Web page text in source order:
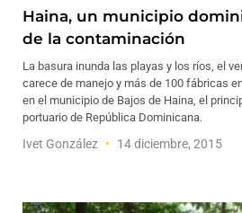
Haina, un municipio
de la contaminación
La basura inunda las playas y los ríos, el
carece de manejo y más de 100 fábricas
en el municipio de Bajos de Haina, el
portuario de República Dominicana.
Ivet González 14 diciembre, 2015